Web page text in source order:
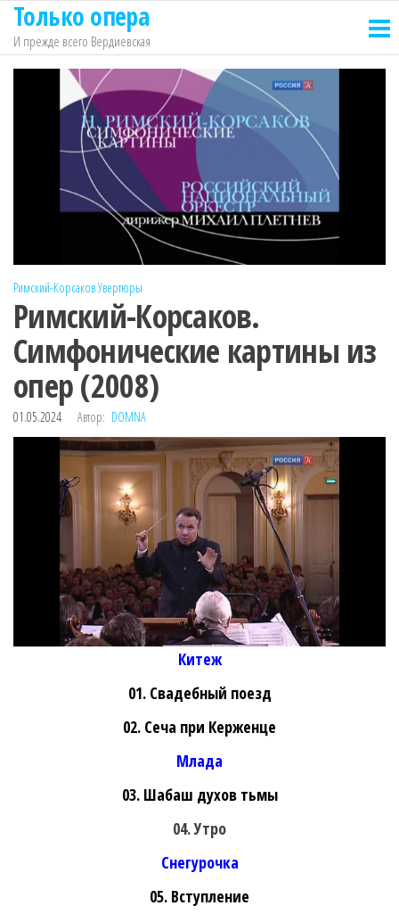
Перейти
содержимому
Только опера
И прежде всего Вердиевская
Римский-КорсаковУвертюры
Римский-Корсаков.
Симфонические картины из
опер (2008)
01.05.2024 Автор: DOMNA
Китеж
01. Свадебный поезд
02. Сеча при Керженце
Млада
03. Шабаш духов тьмы
04. Утро
Снегурочка
05. Вступление